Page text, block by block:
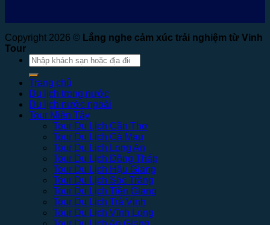
Copyright 2026 © Lắng nghe cảm xúc trải nghiệm từ Vinh
Tour
Tìm
kiếm:
Trang chủ
Du lịch trong nước
Du lịch nước ngoài
Tour Miền Tây
Tour Du Lịch Cần Thơ
Tour Du Lịch Cà Mau
Tour Du Lịch Long An
Tour Du Lịch Đồng Tháp
Tour Du Lịch Hậu Giang
Tour Du Lịch Sóc Trăng
Tour Du Lịch Tiền Giang
Tour Du Lịch Trà Vinh
Tour Du Lịch Vĩnh Long